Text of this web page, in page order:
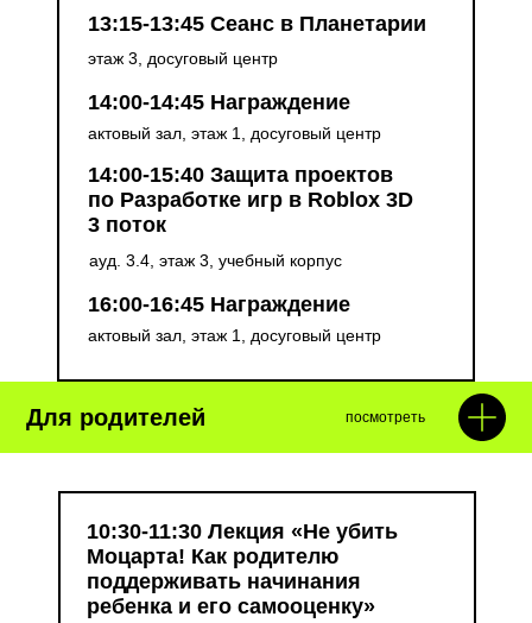
14:00-15:40 Защита проектов
по Разработке игр в Roblox 3D
3 поток
ауд. 3.4, этаж 3, учебный корпус
16:00-16:45 Награждение
актовый зал, этаж 1, досуговый центр
14:00-14:45 Награждение
актовый зал, этаж 1, досуговый центр
13:15-13:45 Сеанс в Планетарии
этаж 3, досуговый центр
Для родителей посмотреть
10:30-11:30 Лекция «Не убить
Моцарта! Как родителю
поддерживать начинания
ребенка и его самооценку»